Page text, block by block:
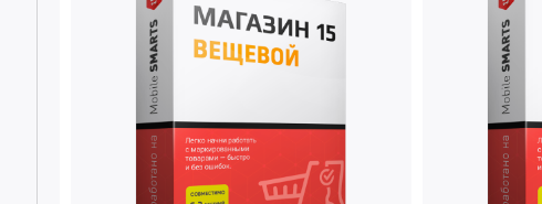
Вы сможете отслеживать статус
заказов и получать